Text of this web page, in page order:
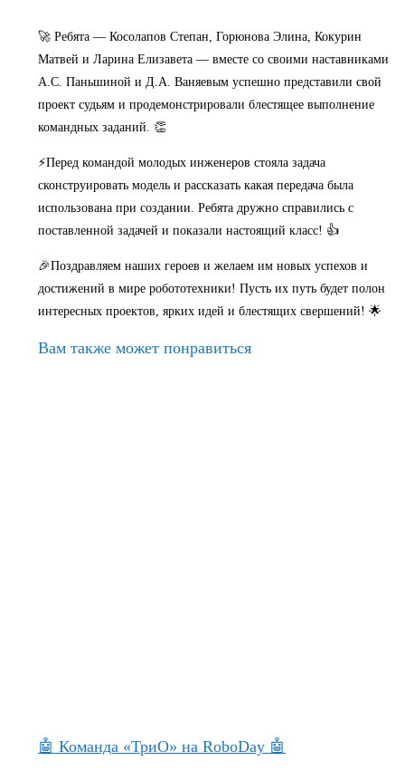
🚀 Ребята — Косолапов Степан, Горюнова Элина, Кокурин
Матвей и Ларина Елизавета — вместе со своими наставниками
А.С. Паньшиной и Д.А. Ваняевым успешно представили свой
проект судьям и продемонстрировали блестящее выполнение
командных заданий. 👏
⚡Перед командой молодых инженеров стояла задача
сконструировать модель и рассказать какая передача была
использована при создании. Ребята дружно справились с
поставленной задачей и показали настоящий класс! 👍
🎉Поздравляем наших героев и желаем им новых успехов и
достижений в мире робототехники! Пусть их путь будет полон
интересных проектов, ярких идей и блестящих свершений! 🌟
Вам также может понравиться
🤖 Команда «ТриО» на RoboDay 🤖